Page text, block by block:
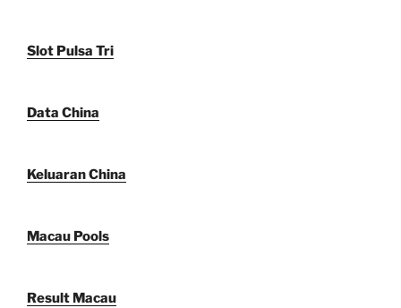
Slot Pulsa Tri
Data China
Keluaran China
Macau Pools
Result Macau